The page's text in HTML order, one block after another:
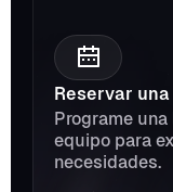
Reservar
Programe
equipo para
necesidades.